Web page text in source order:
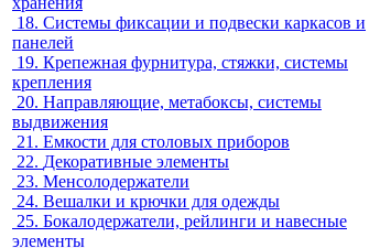
18. Системы фиксации и подвески каркасов и
панелей
19. Крепежная фурнитура, стяжки, системы
крепления
20. Направляющие, метабоксы, системы
выдвижения
21. Емкости для столовых приборов
22. Декоративные элементы
23. Менсолодержатели
24. Вешалки и крючки для одежды
25. Бокалодержатели, рейлинги и навесные
элементы